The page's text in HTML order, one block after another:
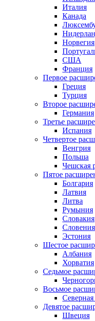
Италия
Канада
Норвегия
США
Франция
Первое
Греция
Турция
Второе
Германия
Третье
Испания
Четвертое
Венгрия
Польша
Чешская
Пятое
Болгария
Латвия
Литва
Румыния
Словакия
Словения
Эстония
Шестое
Албания
Хорватия
Седьмое
Восьмое
Девятое
Швеция